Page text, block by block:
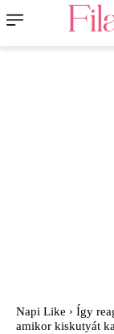
Napi Like
Így
amikor kiskutyát